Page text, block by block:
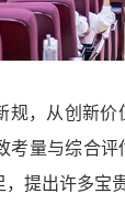
规，从创新
考量与综合
提出许多宝